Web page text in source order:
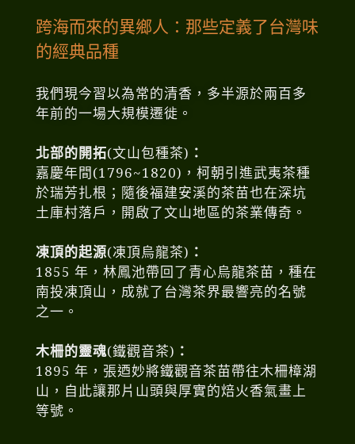
跨海而來的異鄉人：那些定義了台灣味
的經典品種
我們現今習以為常的清香，多半源於兩百多
年前的一場大規模遷徙。
北部的開拓(文山包種茶) ：
嘉慶年間(1796~1820)，柯朝引進武夷茶種
於瑞芳扎根；隨後福建安溪的茶苗也在深坑
土庫村落戶，開啟了文山地區的茶業傳奇。
凍頂的起源(凍頂烏龍茶) ：
1855 年，林鳳池帶回了青心烏龍茶苗，種在
南投凍頂山，成就了台灣茶界最響亮的名號
之一。
木柵的靈魂(鐵觀音茶) ：
1895 年，張迺妙將鐵觀音茶苗帶往木柵樟湖
山，自此讓那片山頭與厚實的焙火香氣畫上
等號。